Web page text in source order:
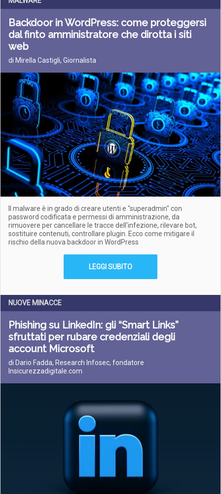
Backdoor in WordPress: come proteggersi
dal finto amministratore che dirotta i siti
web
di Mirella Castigli, Giornalista
Il malware è in grado di creare utenti e "superadmin" con
password codificata e permessi di amministrazione, da
rimuovere per cancellare le tracce dell'infezione, rilevare bot,
sostituire contenuti, controllare plugin. Ecco come mitigare il
rischio della nuova backdoor in WordPress
LEGGI SUBITO
NUOVE MINACCE
Phishing su LinkedIn: gli “Smart Links”
sfruttati per rubare credenziali degli
account Microsoft
di Dario Fadda, Research Infosec, fondatore
Insicurezzadigitale.com